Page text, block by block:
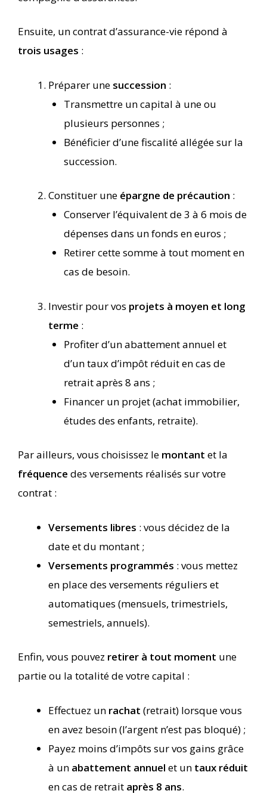
Ensuite, un contrat d’assurance-vie répond à
trois usages :
Préparer une succession :
Transmettre un capital à une ou
plusieurs personnes ;
Bénéficier d’une fiscalité allégée sur la
succession.
Constituer une épargne de précaution :
Conserver l’équivalent de 3 à 6 mois de
dépenses dans un fonds en euros ;
Retirer cette somme à tout moment en
cas de besoin.
Investir pour vos projets à moyen et long
terme :
Profiter d’un abattement annuel et
d’un taux d’impôt réduit en cas de
retrait après 8 ans ;
Financer un projet (achat immobilier,
études des enfants, retraite).
Par ailleurs, vous choisissez le montant et la
fréquence des versements réalisés sur votre
contrat :
Versements libres : vous décidez de la
date et du montant ;
Versements programmés : vous mettez
en place des versements réguliers et
automatiques (mensuels, trimestriels,
semestriels, annuels).
Enfin, vous pouvez retirer à tout moment une
partie ou la totalité de votre capital :
Effectuez un rachat (retrait) lorsque vous
en avez besoin (l’argent n’est pas bloqué) ;
Payez moins d’impôts sur vos gains grâce
à un abattement annuel et un taux réduit
en cas de retrait après 8 ans.